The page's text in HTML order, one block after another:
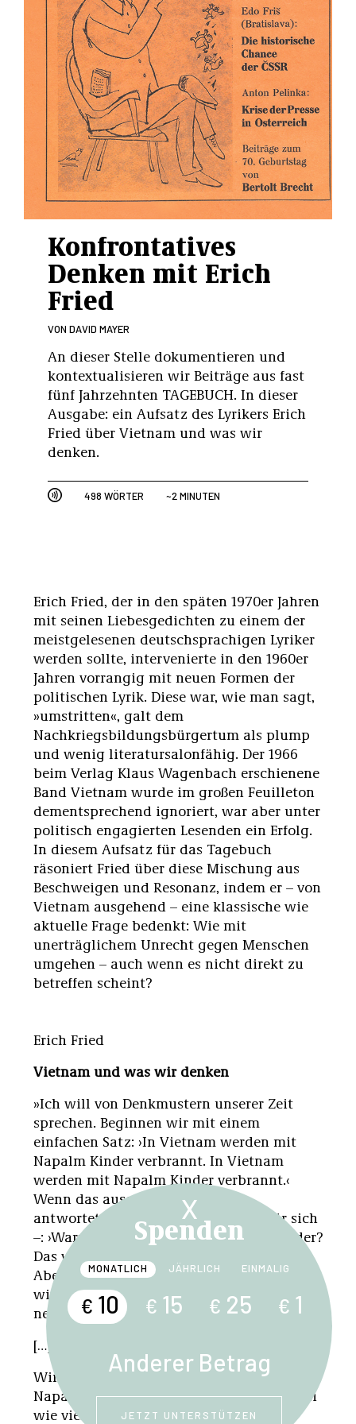
Konfrontatives
Denken mit Erich
Fried
VON DAVID MAYER
An dieser Stelle dokumentieren und
kontextualisieren wir Beiträge aus fast
fünf Jahrzehnten TAGEBUCH. In dieser
Ausgabe: ein Aufsatz des Lyrikers Erich
Fried über Vietnam und was wir
denken.
498 WÖRTER ~2 MINUTEN
Erich Fried, der in den späten 1970er Jahren
mit seinen Liebesgedichten zu einem der
meistgelesenen deutschsprachigen Lyriker
werden sollte, intervenierte in den 1960er
Jahren vorrangig mit neuen Formen der
politischen Lyrik. Diese war, wie man sagt,
»umstritten«, galt dem
Nachkriegsbildungsbürgertum als plump
und wenig literatursalonfähig. Der 1966
beim Verlag Klaus Wagenbach erschienene
Band Vietnam wurde im großen Feuilleton
dementsprechend ignoriert, war aber unter
politisch engagierten Lesenden ein Erfolg.
In diesem Aufsatz für das Tagebuch
räsoniert Fried über diese Mischung aus
Beschweigen und Resonanz, indem er – von
Vietnam ausgehend – eine klassische wie
aktuelle Frage bedenkt: Wie mit
unerträglichem Unrecht gegen Menschen
umgehen – auch wenn es nicht direkt zu
betreffen scheint?
Erich Fried
Vietnam und was wir denken
»Ich will von Denkmustern unserer Zeit
sprechen. Beginnen wir mit einem
einfachen Satz: ›In Vietnam werden mit
Napalm Kinder verbrannt. In Vietnam
werden mit Napalm Kinder verbrannt.‹
Wenn das ausgesprochen wird,
antworteten viele laut – oder leise, für sich
–: ›Warum sagt man uns das immer wieder?
Das wissen wir doch schon ganz genau.‹
Aber die Frage ist: Wissen sie es
wirklichganz genau? Die Frage ist: Was
nennen wir für gewöhnlichWissen
[…]
Wir alle wissen, daß in Vietnam mit
Napalm Kinder verbrannt werden, aber bei
wie vielen von uns ist das
X
Spenden
MONATLICH JÄHRLICH EINMALIG
€ 10 € 15 € 25 € 1
Anderer Betrag
JETZT UNTERSTÜTZEN